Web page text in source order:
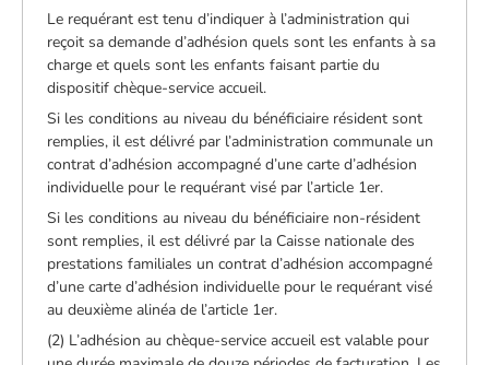
Le requérant est tenu d’indiquer à l’administration qui
reçoit sa demande d’adhésion quels sont les enfants à sa
charge et quels sont les enfants faisant partie du
dispositif chèque-service accueil.
Si les conditions au niveau du bénéficiaire résident sont
remplies, il est délivré par l’administration communale un
contrat d’adhésion accompagné d’une carte d’adhésion
individuelle pour le requérant visé par l’article 1er.
Si les conditions au niveau du bénéficiaire non-résident
sont remplies, il est délivré par la Caisse nationale des
prestations familiales un contrat d’adhésion accompagné
d’une carte d’adhésion individuelle pour le requérant visé
au deuxième alinéa de l’article 1er.
(2) L’adhésion au chèque-service accueil est valable pour